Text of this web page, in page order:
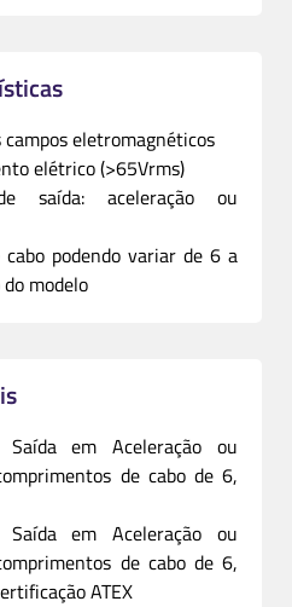
eletromagnéticos
elétrico (>65Vrms)
saída: aceleração ou
cabo podendo variar de 6 a
modelo
em Aceleração ou
de cabo de 6,
em Aceleração ou
de cabo de 6,
ATEX